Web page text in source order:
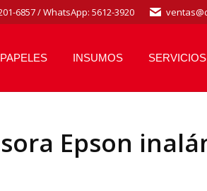
6857 / WhatsApp: 5612-3920
PAPELES INSUMOS SERVICIOS
Epson